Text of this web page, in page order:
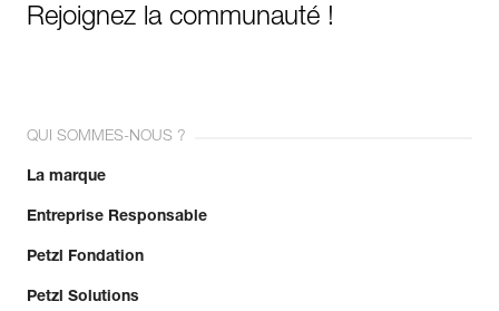
Rejoignez la communauté !
QUI SOMMES-NOUS ?
La marque
Entreprise Responsable
Petzl Fondation
Petzl Solutions